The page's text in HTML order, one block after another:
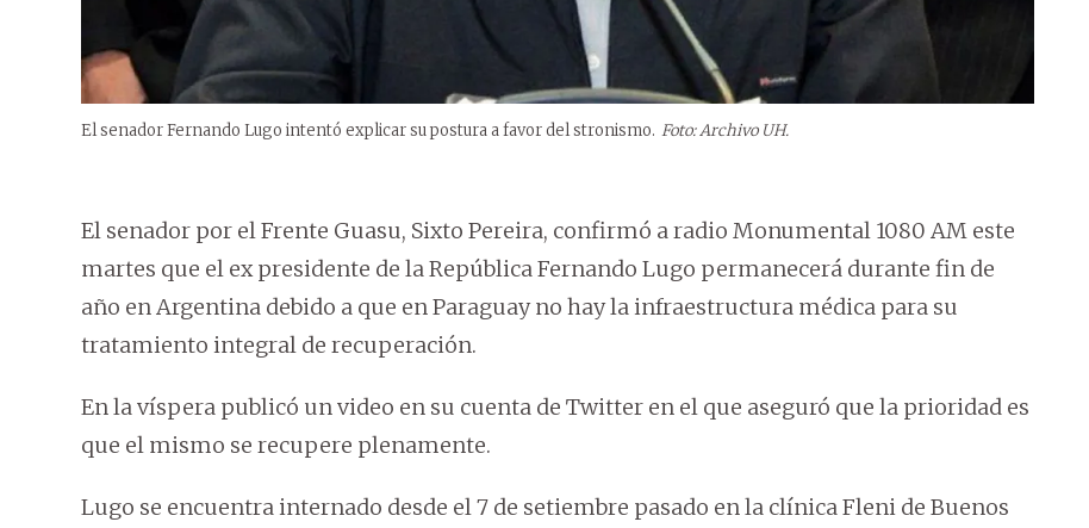
El senador Fernando Lugo intentó explicar su postura a favor del stronismo. Foto: Archivo UH.
El senador por el Frente Guasu, Sixto Pereira, confirmó a radio Monumental 1080 AM este
martes que el ex presidente de la República Fernando Lugo permanecerá durante fin de
año en Argentina debido a que en Paraguay no hay la infraestructura médica para su
tratamiento integral de recuperación.
En la víspera publicó un video en su cuenta de Twitter en el que aseguró que la prioridad es
que el mismo se recupere plenamente.
Lugo se encuentra internado desde el 7 de setiembre pasado en la clínica Fleni de Buenos